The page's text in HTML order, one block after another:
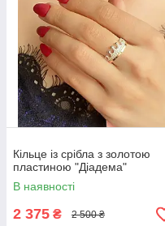
Кільце із срібла з золотою
пластиною "Діадема"
В наявності
2 375 ₴ 2 500 ₴